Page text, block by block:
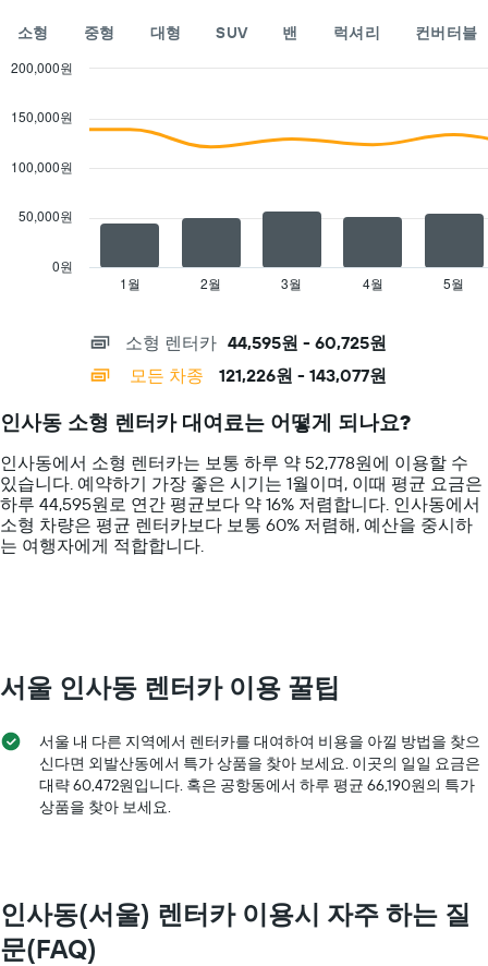
소형 중형 대형 SUV 밴 럭셔리 컨버터블
with
data
series.
The
categories.
chart
has
1
Y
axis
200000.
1월 2월 3월 4월 5월
0원
50,000원
100,000원
150,000원
200,000원
소형 렌터카 44,595원 - 60,725원
모든 차종
121,226원 - 143,077원
인사동 소형 렌터카 대여료는 어떻게 되나요?
인사동에서 소형 렌터카는 보통 하루 약 52,778원에 이용할 수
있습니다. 예약하기 가장 좋은 시기는 1월이며, 이때 평균 요금은
하루 44,595원로 연간 평균보다 약 16% 저렴합니다. 인사동​에서 ​
소형 ​차량은 평균 렌터카보다 보통 60% 저렴해, 예산을 중시하
는 여행자에게 적합합니다.
서울 인사동 렌터카 이용 꿀팁
서울 내 다른 지역에서 렌터카를 대여하여 비용을 아낄 방법을 찾으
신다면 외발산동​에서 특가 상품을 찾아 보세요. 이곳의 일일 요금은
대략 60,472원​입니다. 혹은 ​공항동​에서 ​하루 ​평균 66,190원​의 특가
상품을 찾아 보세요.​
인사동(서울) 렌터카 이용시 자주 하는 질
문(FAQ)